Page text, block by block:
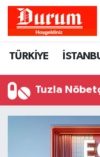
TÜRKİYE
Tuzla
Hava Durumu
Namaz
Trafik Durumu